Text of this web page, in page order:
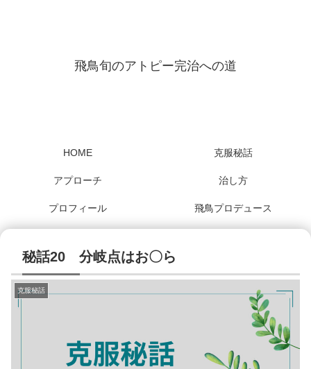
飛鳥旬のアトピー完治への道
HOME 克服秘話
アプローチ 治し方
プロフィール 飛鳥プロデュース
秘話20 分岐点はお〇ら
克服秘話